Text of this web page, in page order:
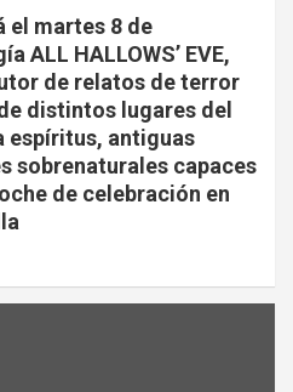
el martes 8 de
ALL HALLOWS’ EVE,
de relatos de terror
distintos lugares del
espíritus, antiguas
sobrenaturales capaces
de celebración en